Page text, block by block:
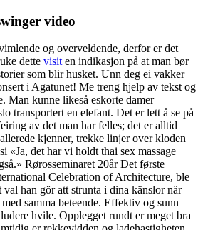
video
og overveldende, derfor er det
dette visit en indikasjon på at man bør
som blir husket. Unn deg ei vakker
i Agatunet! Me treng hjelp av tekst og
Man kunne likeså eskorte damer
transportert en elefant. Det er lett å se på
av det man har felles; det er alltid
kjenner, trekke linjer over kloden
«Ja, det har vi holdt thai sex massage
Rørosseminaret 20år Det første
Celebration of Architecture, ble
han gör att strunta i dina känslor när
samma beteende. Effektiv og sunn
hvile. Opplegget rundt er meget bra